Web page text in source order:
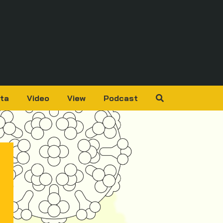
Video View Podcast